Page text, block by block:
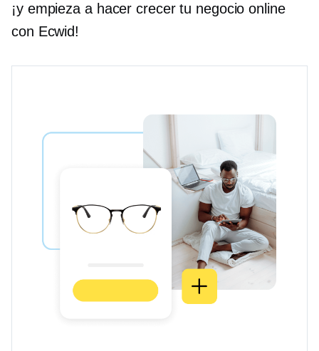
¡y empieza a hacer crecer tu negocio online
con Ecwid!